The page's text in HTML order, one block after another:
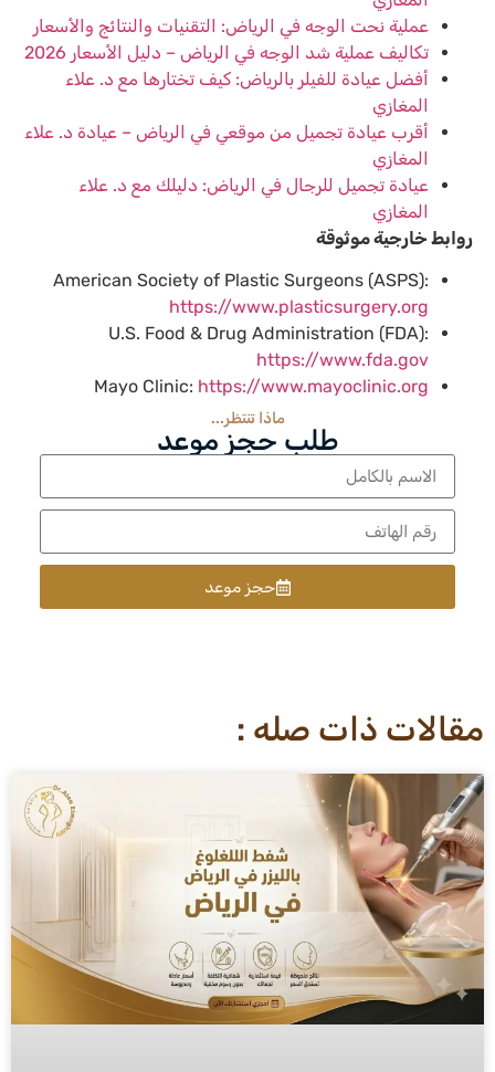
عملية نحت الوجه في الرياض: التقنيات والنتائج والأسعار
تكاليف عملية شد الوجه في الرياض – دليل الأسعار 2026
أفضل عيادة للفيلر بالرياض: كيف تختارها مع د. علاء
المغازي
أقرب عيادة تجميل من موقعي في الرياض – عيادة د. علاء
المغازي
عيادة تجميل للرجال في الرياض: دليلك مع د. علاء
المغازي
روابط خارجية موثوقة
American Society of Plastic Surgeons (ASPS):
https://www.plasticsurgery.org
U.S. Food & Drug Administration (FDA):
https://www.fda.gov
Mayo Clinic: https://www.mayoclinic.org
ماذا تنتظر...
طلب حجز موعد
حجز موعد
مقالات ذات صله :